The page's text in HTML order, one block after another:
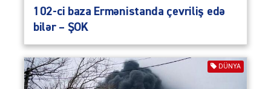
102-ci baza Ermənistanda çevriliş edə
bilər – ŞOK
DÜNYA